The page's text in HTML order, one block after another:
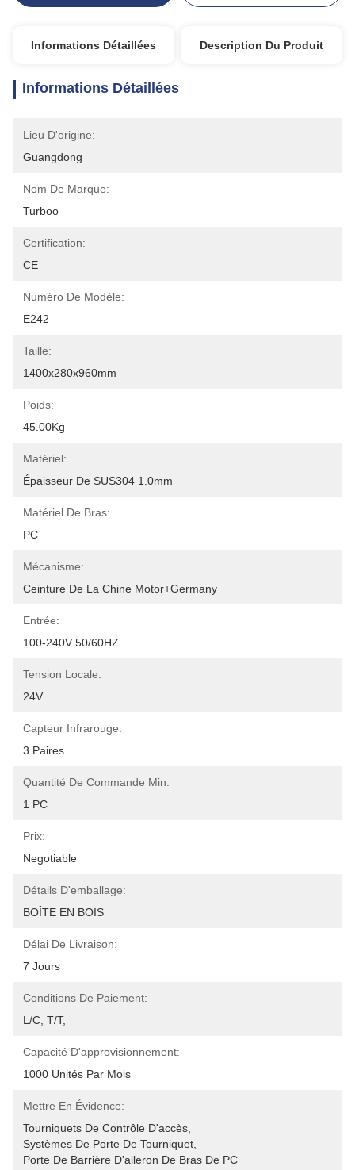
Informations Détaillées Description Du Produit
Informations Détaillées
Lieu D'origine:
Guangdong
Nom De Marque:
Turboo
Certification:
CE
Numéro De Modèle:
E242
Taille:
1400x280x960mm
Poids:
45.00Kg
Matériel:
Épaisseur De SUS304 1.0mm
Matériel De Bras:
PC
Mécanisme:
Ceinture De La Chine Motor+Germany
Entrée:
100-240V 50/60HZ
Tension Locale:
24V
Capteur Infrarouge:
3 Paires
Quantité De Commande Min:
1 PC
Prix:
Negotiable
Détails D'emballage:
BOÎTE EN BOIS
Délai De Livraison:
7 Jours
Conditions De Paiement:
L/C, T/T,
Capacité D'approvisionnement:
1000 Unités Par Mois
Mettre En Évidence:
Tourniquets De Contrôle D'accès
Systèmes De Porte De Tourniquet
Porte De Barrière D'aileron De Bras De PC